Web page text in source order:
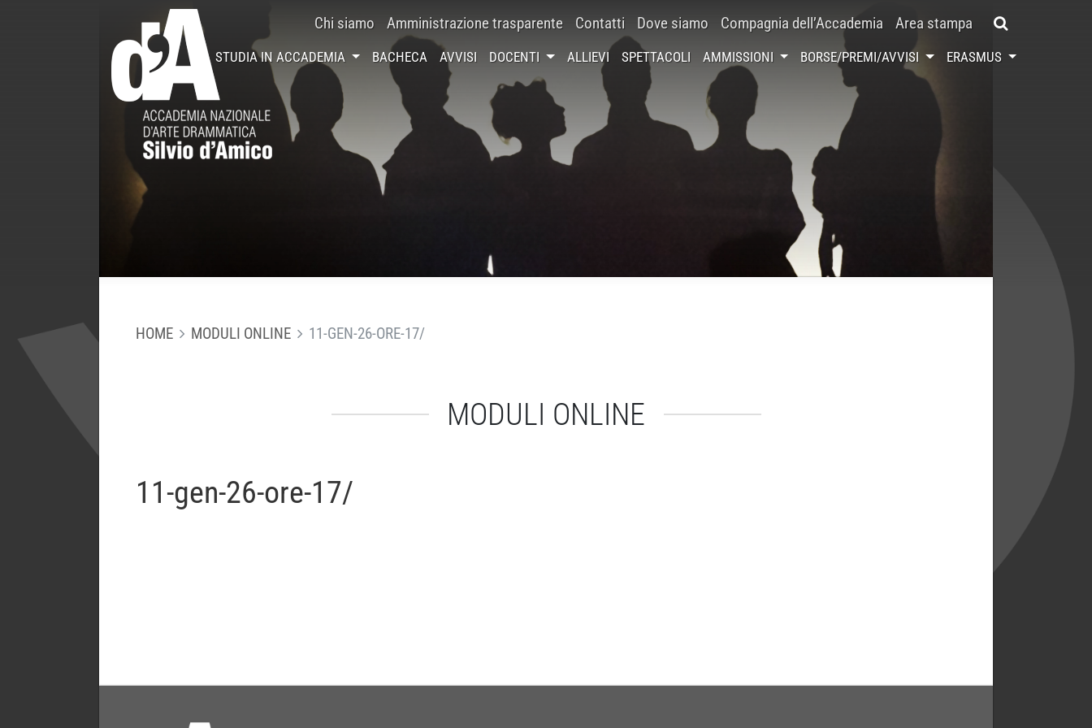
Chi siamo Amministrazione trasparente Contatti Dove siamo Compagnia dell’Accademia Area stampa
STUDIA IN ACCADEMIA BACHECA AVVISI DOCENTI ALLIEVI SPETTACOLI AMMISSIONI BORSE/PREMI/AVVISI ERASMUS
HOME MODULI ONLINE 11-GEN-26-ORE-17/
MODULI ONLINE
11-gen-26-ore-17/